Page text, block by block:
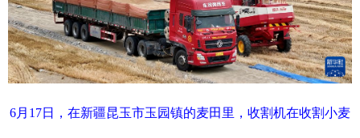
6月17日，在新疆昆玉市玉园镇的麦田里，收割机在收割小麦